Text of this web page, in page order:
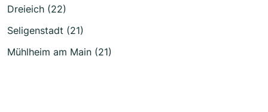
Dreieich (22)
Seligenstadt (21)
Mühlheim am Main (21)